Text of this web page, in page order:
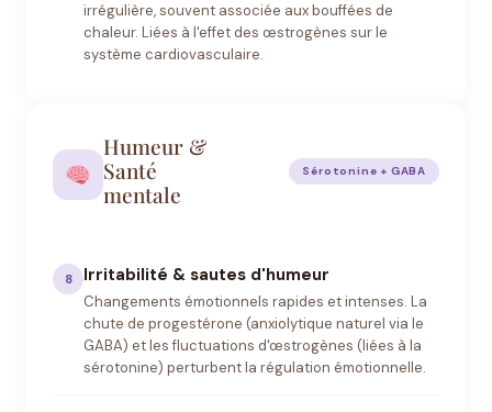
irrégulière, souvent associée aux bouffées de
chaleur. Liées à l'effet des œstrogènes sur le
système cardiovasculaire.
Humeur &
Santé
mentale
Sérotonine + GABA
8 Irritabilité & sautes d'humeur
Changements émotionnels rapides et intenses. La
chute de progestérone (anxiolytique naturel via le
GABA) et les fluctuations d'œstrogènes (liées à la
sérotonine) perturbent la régulation émotionnelle.